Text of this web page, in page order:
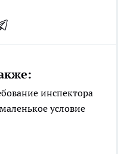
инспектора
условие